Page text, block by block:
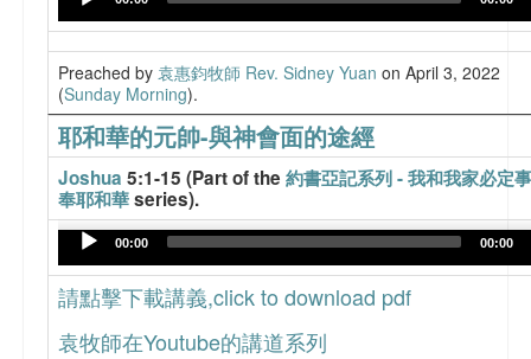
Preached by 袁惠鈞牧師 Rev. Sidney Yuan on April 3, 2022
(Sunday Morning).
耶和華的元帥-與神會面的途經
Joshua 5:1-15 (Part of the 約書亞記系列 - 我和我家必定事
奉耶和華series).
Audio
Player
00:00 00:00
請點擊下載講義,click to download pdf
袁牧師在Youtube的講道系列